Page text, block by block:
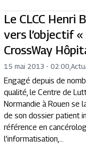
Le CLCC Henri
vers l’objectif
CrossWay
15 mai 2013 - 02:00
Engagé depuis de
qualité, le Centre de
Normandie à Rouen se
de son dossier patient
référence en
l’informatisation,...